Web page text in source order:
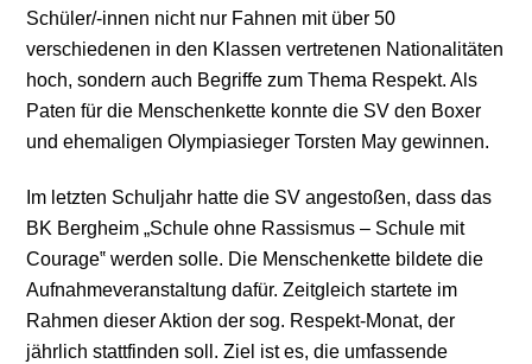
Schüler/-innen nicht nur Fahnen mit über 50
verschiedenen in den Klassen vertretenen Nationalitäten
hoch, sondern auch Begriffe zum Thema Respekt. Als
Paten für die Menschenkette konnte die SV den Boxer
und ehemaligen Olympiasieger Torsten May gewinnen.
Im letzten Schuljahr hatte die SV angestoßen, dass das
BK Bergheim „Schule ohne Rassismus – Schule mit
Courage‟ werden solle. Die Menschenkette bildete die
Aufnahmeveranstaltung dafür. Zeitgleich startete im
Rahmen dieser Aktion der sog. Respekt-Monat, der
jährlich stattfinden soll. Ziel ist es, die umfassende